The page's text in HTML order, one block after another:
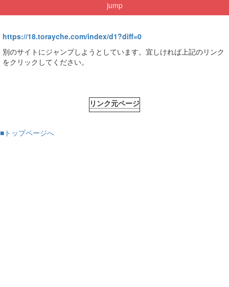
jump
https://18.torayche.com/index/d1?diff=0
別のサイトにジャンプしようとしています。宜しければ上記のリンク
をクリックしてください。
リンク元ページ
■トップページへ